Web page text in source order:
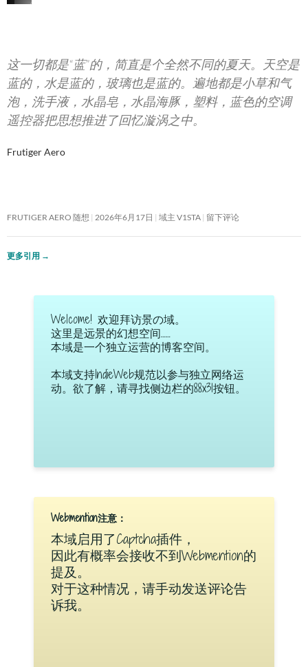
这一切都是“蓝”的，简直是个全然不同的夏天。天空是
蓝的，水是蓝的，玻璃也是蓝的。遍地都是小草和气
泡，洗手液，水晶皂，水晶海豚，塑料，蓝色的空调
遥控器把思想推进了回忆漩涡之中。
Frutiger Aero
FRUTIGER AERO 随想 2026年6月17日 域主 V1STA 留下评论
更多引用 →
Welcome! 欢迎拜访景の域。
这里是远景的幻想空间……
本域是一个独立运营的博客空间。
本域支持IndieWeb规范以参与独立网络运
动。欲了解，请寻找侧边栏的88x31按钮。
Webmention注意：
本域启用了Captcha插件，
因此有概率会接收不到Webmention的
提及。
对于这种情况，请手动发送评论告
诉我。